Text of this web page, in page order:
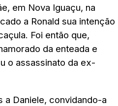
em Nova Iguaçu, na
a Ronald sua intenção
Foi então que,
da enteada e
o assassinato da ex-
a Daniele, convidando-a